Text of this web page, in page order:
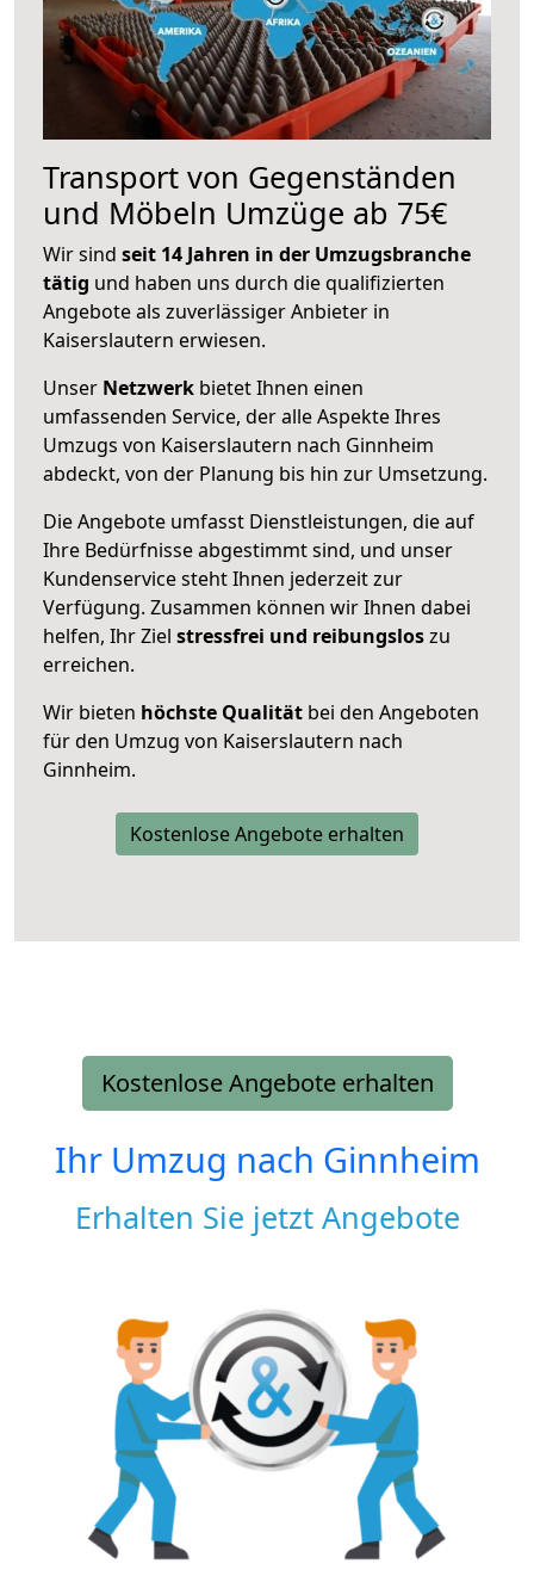
Transport von Gegenständen
und Möbeln Umzüge ab 75€
Wir sind seit 14 Jahren in der Umzugsbranche
tätig und haben uns durch die qualifizierten
Angebote als zuverlässiger Anbieter in
Kaiserslautern erwiesen.
Unser Netzwerk bietet Ihnen einen
umfassenden Service, der alle Aspekte Ihres
Umzugs von Kaiserslautern nach Ginnheim
abdeckt, von der Planung bis hin zur Umsetzung.
Die Angebote umfasst Dienstleistungen, die auf
Ihre Bedürfnisse abgestimmt sind, und unser
Kundenservice steht Ihnen jederzeit zur
Verfügung. Zusammen können wir Ihnen dabei
helfen, Ihr Ziel stressfrei und reibungsloszu
erreichen.
Wir bieten höchste Qualität bei den Angeboten
für den Umzug von Kaiserslautern nach
Ginnheim.
Kostenlose Angebote erhalten
Kostenlose Angebote erhalten
Ihr Umzug nach Ginnheim
Erhalten Sie jetzt Angebote